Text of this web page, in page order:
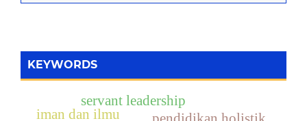
KEYWORDS
pendidikan holistik
iman dan ilmu
servant leadership